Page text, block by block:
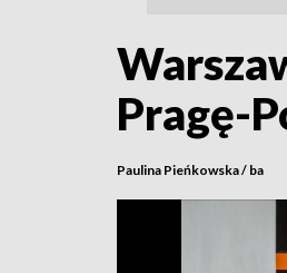
Pragę-
Paulina Pieńkowska / ba